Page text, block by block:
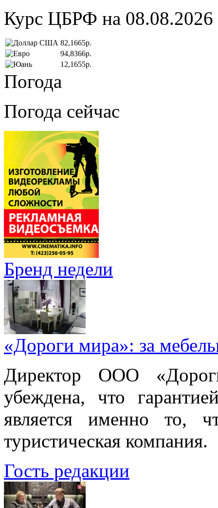
Курс ЦБРФ на 08.08.2026
82,1665р.
94,8366р.
12,1655р.
Погода
Погода сейчас
Бренд недели
«Дороги мира»: за
Директор ООО
убеждена, что
является именно то,
туристическая компания.
Гость редакции